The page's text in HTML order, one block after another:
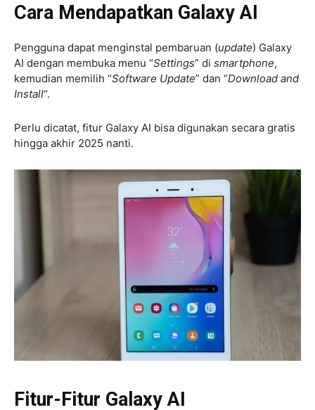
Cara Mendapatkan Galaxy AI
Pengguna dapat menginstal pembaruan (update) Galaxy
AI dengan membuka menu “Settings” di smartphone,
kemudian memilih “Software Update” dan “Download and
Install“.
Perlu dicatat, fitur Galaxy AI bisa digunakan secara gratis
hingga akhir 2025 nanti.
Fitur-Fitur Galaxy AI